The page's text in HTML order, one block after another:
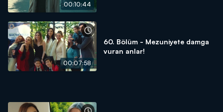
00:10:44
00:07:58
60. Bölüm - Mezuniyete damga
vuran anlar!